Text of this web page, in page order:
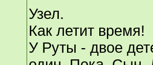
Узел.
Как летит время!
У Руты - двое